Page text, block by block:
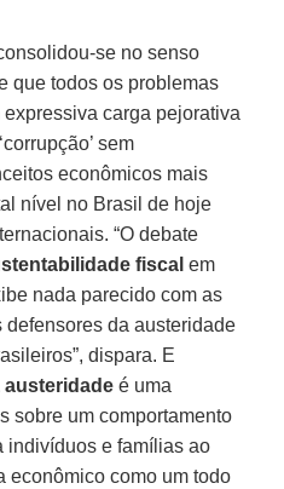
se no senso
que todos os problemas
carga pejorativa
sem
econômicos mais
nível no Brasil de hoje
“O debate
fiscal em
nada parecido com as
da austeridade
dispara. E
é uma
sobre um comportamento
indivíduos e famílias ao
econômico como um todo